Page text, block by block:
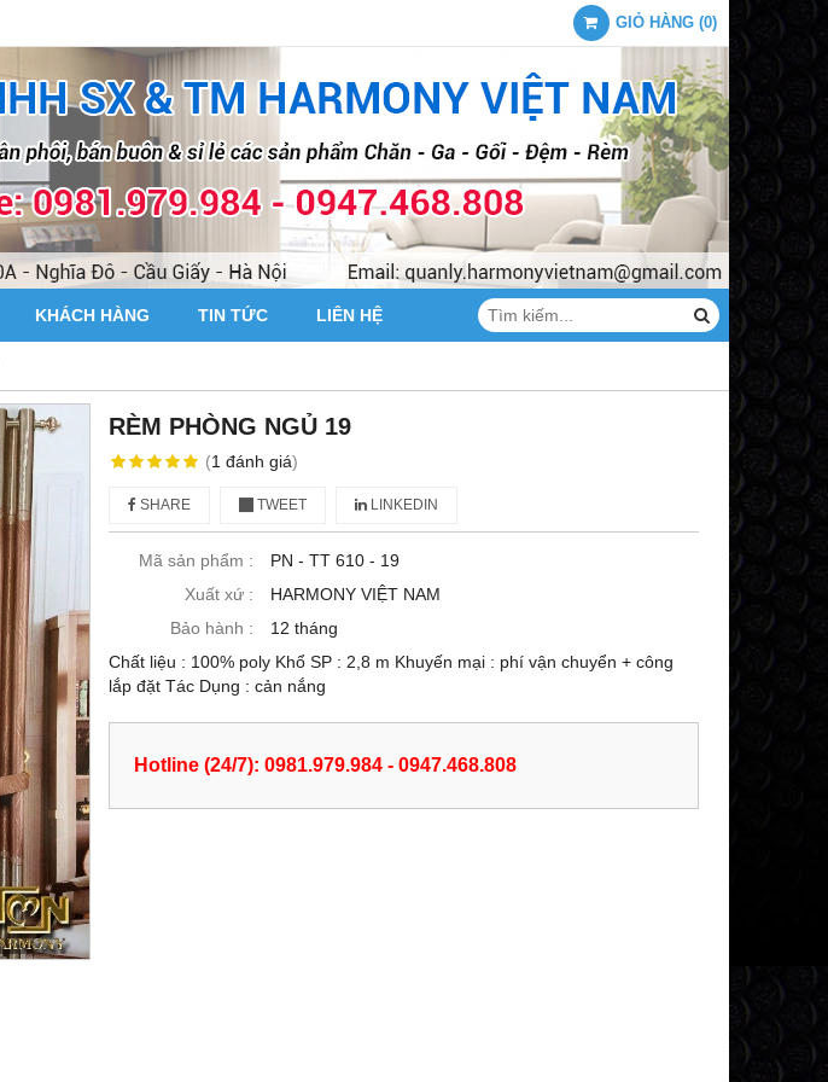
GIỎ HÀNG (0)
KHÁCH HÀNG TIN TỨC LIÊN HỆ
RÈM PHÒNG NGỦ 19
(1 đánh giá)
SHARE TWEET LINKEDIN
Mã sản phẩm :
PN - TT 610 - 19
Xuất xứ :
HARMONY VIỆT NAM
Bảo hành :
12 tháng
Chất liệu : 100% poly Khổ SP : 2,8 m Khuyến mại : phí vận chuyển + công
lắp đặt Tác Dụng : cản nắng
Hotline (24/7): 0981.979.984 - 0947.468.808